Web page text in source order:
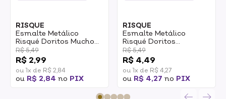
RISQUE
Esmalte Metálico
Risqué Doritos Mucho
Nacho 8ml
R$ 5,49
R$ 2,99
ou 1x de R$ 2,84
ou R$ 2,84 no PIX
RISQUE
Esmalte Metálico
Risqué Doritos
Triangulum 8ml
R$ 5,49
R$ 4,49
ou 1x de R$ 4,27
ou R$ 4,27 no PIX